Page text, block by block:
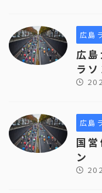
広島
広
ラソ
広島
国
ン